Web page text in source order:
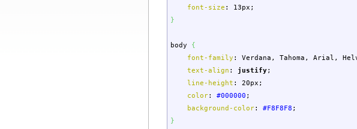
font-size : 13px ;
}
body {
font-family : Verdana , Tahoma , Arial ,
text-align : justify;
line-height : 20px ;
color: #000000 ;
background-color: #F8F8F8 ;
}